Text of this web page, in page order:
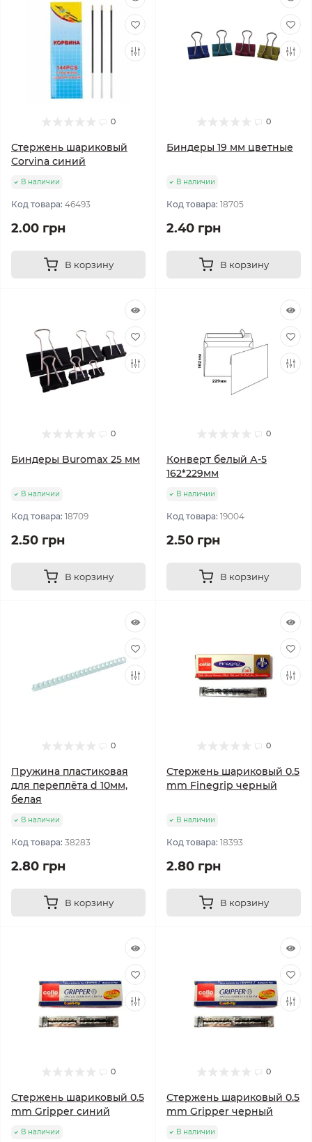
0
Стержень шариковый
Corvina синий
В наличии
Код товара: 46493
2.00 грн
В корзину
0
Биндеры 19 мм цветные
В наличии
Код товара: 18705
2.40 грн
В корзину
0
Биндеры Buromax 25 мм
В наличии
Код товара: 18709
2.50 грн
В корзину
0
Конверт белый А-5
162*229мм
В наличии
Код товара: 19004
2.50 грн
В корзину
0
Пружина пластиковая
для переплёта d 10мм,
белая
В наличии
Код товара: 38283
2.80 грн
В корзину
0
Стержень шариковый 0.5
mm Finegrip черный
В наличии
Код товара: 18393
2.80 грн
В корзину
0
Стержень шариковый 0.5
mm Gripper синий
В наличии
0
Стержень шариковый 0.5
mm Gripper черный
В наличии